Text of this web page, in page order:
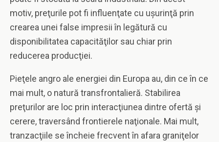
motiv, preţurile pot fi influenţate cu uşurinţă prin
crearea unei false impresii în legătură cu
disponibilitatea capacităţilor sau chiar prin
reducerea producţiei.
Pieţele angro ale energiei din Europa au, din ce în ce
mai mult, o natură transfrontalieră. Stabilirea
preţurilor are loc prin interacţiunea dintre ofertă şi
cerere, traversând frontierele naţionale. Mai mult,
tranzacţiile se încheie frecvent în afara graniţelor